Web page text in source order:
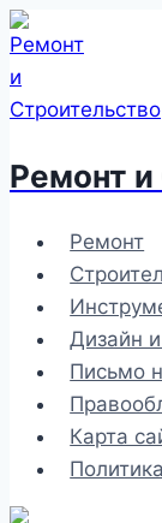
Перейти
к
содержимому
Ремонт и
Ремонт
Дизайн
Письмо
Карта